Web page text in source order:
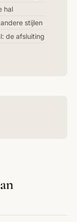
hal
stijlen
de afsluiting